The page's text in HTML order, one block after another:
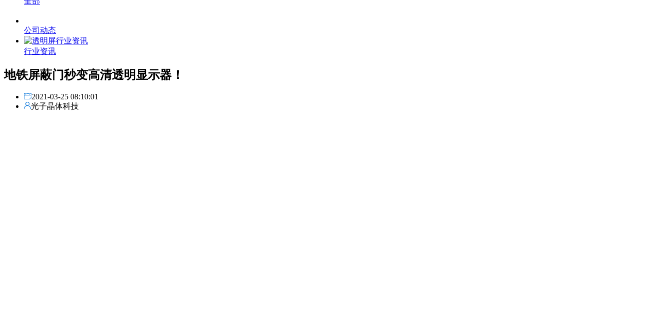
公司动态
行业资讯
地铁屏蔽门秒变高清透明显示器！
2021-03-25 08:10:01
光子晶体科技